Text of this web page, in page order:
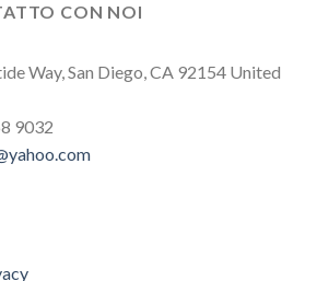
CON NOI
Way, San Diego, CA 92154 United
9032